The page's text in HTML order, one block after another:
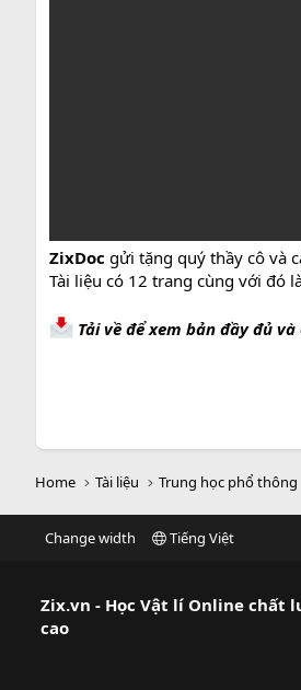
ZixDoc gửi tặng quý thầy cô và
Tài liệu có 12 trang cùng với đó
Tải về để xem bản đầy đủ
Home Tài liệu Trung học phổ thông
Change width Tiếng Việt
Zix.vn - Học Vật lí Online chất
cao